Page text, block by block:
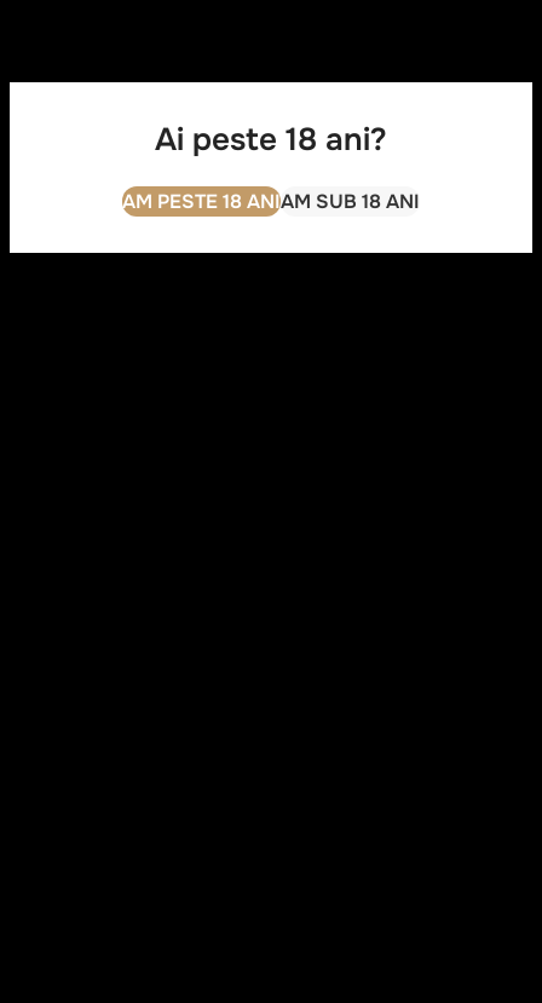
Ai peste 18 ani?
AM PESTE 18 ANIAM SUB 18 ANI